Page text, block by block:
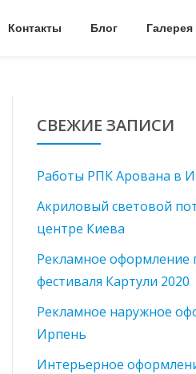
Контакты Блог Галерея
СВЕЖИЕ ЗАПИСИ
Работы РПК Арована в
Акриловый световой
центре Киева
Рекламное оформление
фестиваля Картули 2020
Рекламное наружное
Ирпень
Интерьерное